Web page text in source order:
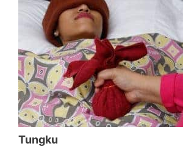
Tungku